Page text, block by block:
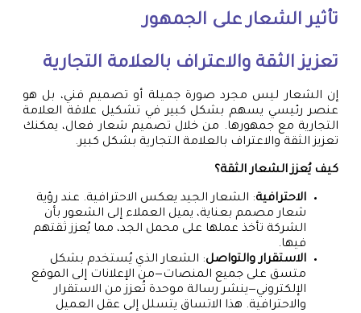
تأثير الشعار على الجمهور
تعزيز الثقة والاعتراف بالعلامة التجارية
إن الشعار ليس مجرد صورة جميلة أو تصميم فني، بل هو
عنصر رئيسي يسهم بشكل كبير في تشكيل علاقة العلامة
التجارية مع جمهورها. من خلال تصميم شعار فعال، يمكنك
تعزيز الثقة والاعتراف بالعلامة التجارية بشكل كبير.
كيف يُعزز الشعار الثقة؟
الاحترافية: الشعار الجيد يعكس الاحترافية. عند رؤية
شعار مصمم بعناية، يميل العملاء إلى الشعور بأن
الشركة تأخذ عملها على محمل الجد، مما يُعزز ثقتهم
فيها.
الاستقرار والتواصل: الشعار الذي يُستخدم بشكل
متسق على جميع المنصات—من الإعلانات إلى الموقع
الإلكتروني—ينشر رسالة موحدة تُعزز من الاستقرار
والاحترافية. هذا الاتساق يتسلل إلى عقل العميل